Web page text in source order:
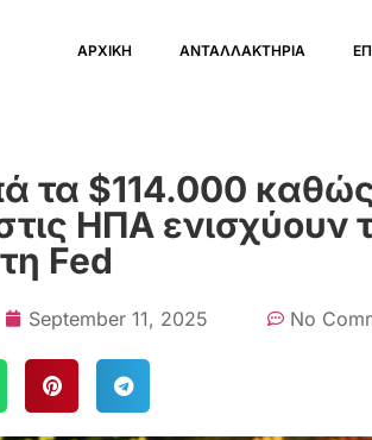
ΑΡΧΙΚΗ ΑΝΤΑΛΛΑΚΤΗΡΙΑ
τα $114.000
ΗΠΑ ενισχύουν
Fed
September 11, 2025 No